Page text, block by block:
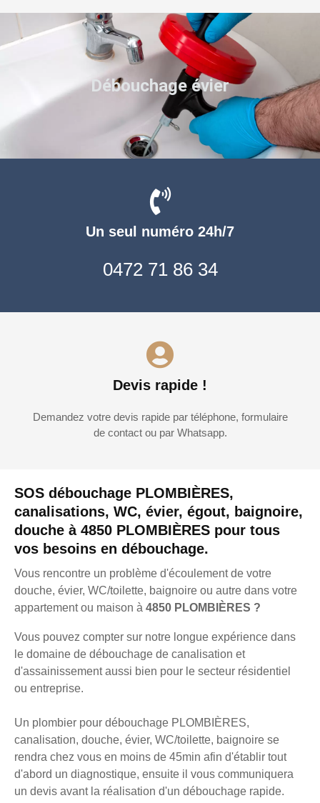
SOS débouchage PLOMBIÈRES,
canalisations, WC, évier, égout, baignoire,
douche à 4850 PLOMBIÈRES pour tous
vos besoins en débouchage.
Vous rencontre un problème d'écoulement de votre
douche, évier, WC/toilette, baignoire ou autre dans votre
appartement ou maison à 4850 PLOMBIÈRES ?
Vous pouvez compter sur notre longue expérience dans
le domaine de débouchage de canalisation et
d'assainissement aussi bien pour le secteur résidentiel
ou entreprise.
Un plombier pour débouchage PLOMBIÈRES,
canalisation, douche, évier, WC/toilette, baignoire se
rendra chez vous en moins de 45min afin d'établir tout
d'abord un diagnostique, ensuite il vous communiquera
un devis avant la réalisation d'un débouchage rapide.
Un seul numéro 24h/7
0472 71 86 34
Devis rapide !
Demandez votre devis rapide par téléphone, formulaire
de contact ou par Whatsapp.
Débouchage évier